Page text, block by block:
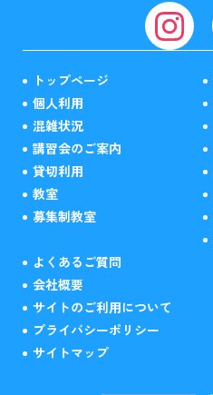
トップページ
個人利用
混雑状況
講習会のご案内
貸切利用
教室
募集制教室
よくあるご質問
会社概要
サイトのご利用について
プライバシーポリシー
サイトマップ